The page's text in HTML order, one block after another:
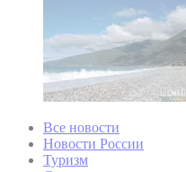
Все новости
Новости России
Туризм